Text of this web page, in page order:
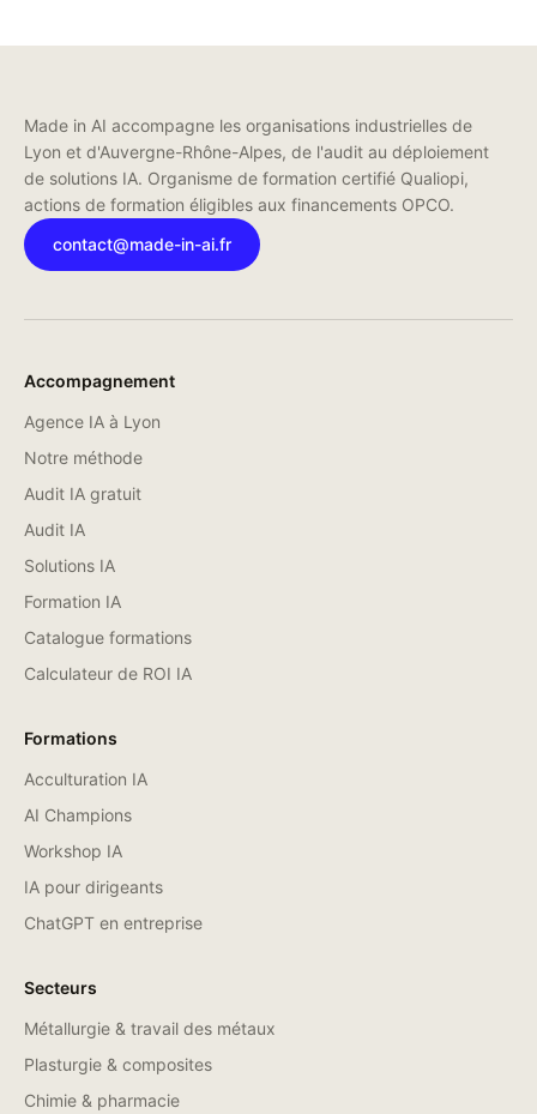
Made in AI accompagne les organisations industrielles de
Lyon et d'Auvergne-Rhône-Alpes, de l'audit au déploiement
de solutions IA. Organisme de formation certifié Qualiopi,
actions de formation éligibles aux financements OPCO.
contact@made-in-ai.fr
Accompagnement
Agence IA à Lyon
Notre méthode
Audit IA gratuit
Audit IA
Solutions IA
Formation IA
Catalogue formations
Calculateur de ROI IA
Formations
Acculturation IA
AI Champions
Workshop IA
IA pour dirigeants
ChatGPT en entreprise
Secteurs
Métallurgie & travail des métaux
Plasturgie & composites
Chimie & pharmacie